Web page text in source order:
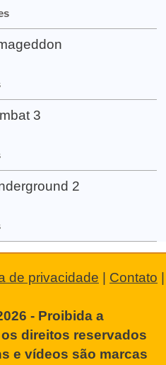
3
2
de privacidade | Contato |
- Proibida a
direitos reservados
e vídeos são marcas